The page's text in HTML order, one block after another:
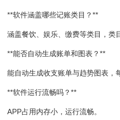
**软件涵盖哪些记账类目？**
涵盖餐饮、娱乐、缴费等类目，类
**能否自动生成账单和图表？**
能自动生成收支账单与趋势图表，
**软件运行流畅吗？**
APP占用内存小，运行流畅。